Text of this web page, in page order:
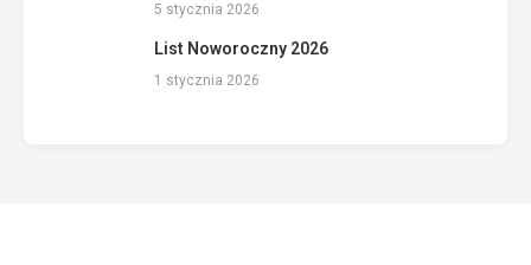
5 stycznia 2026
List Noworoczny 2026
1 stycznia 2026